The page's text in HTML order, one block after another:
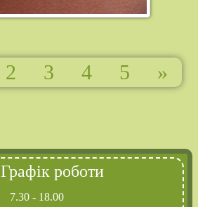
2 3 4 5 »
Графік роботи
7.30 - 18.00